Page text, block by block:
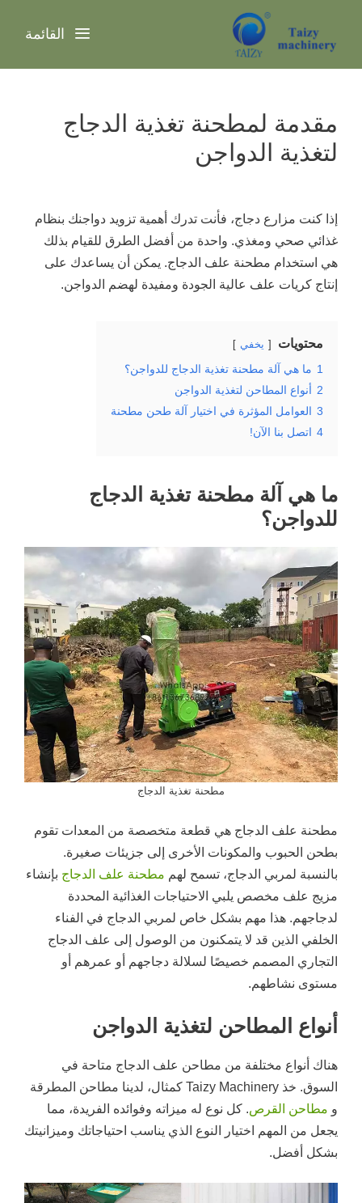
المحتوى
القائمة
مقدمة لمطحنة تغذية الدجاج
لتغذية الدواجن
إذا كنت مزارع دجاج، فأنت تدرك أهمية تزويد دواجنك بنظام
غذائي صحي ومغذي. واحدة من أفضل الطرق للقيام بذلك
هي استخدام مطحنة علف الدجاج. يمكن أن يساعدك على
إنتاج كريات علف عالية الجودة ومفيدة لهضم الدواجن.
محتويات يخفي
1 ما هي آلة مطحنة تغذية الدجاج للدواجن؟
2 أنواع المطاحن لتغذية الدواجن
3 العوامل المؤثرة في اختيار آلة طحن مطحنة
4 اتصل بنا الآن!
ما هي آلة مطحنة تغذية الدجاج
للدواجن؟
مطحنة تغذية الدجاج
مطحنة علف الدجاج هي قطعة متخصصة من المعدات تقوم
بطحن الحبوب والمكونات الأخرى إلى جزيئات صغيرة.
بالنسبة لمربي الدجاج، تسمح لهم مطحنة علف الدجاج بإنشاء
مزيج علف مخصص يلبي الاحتياجات الغذائية المحددة
لدجاجهم. هذا مهم بشكل خاص لمربي الدجاج في الفناء
الخلفي الذين قد لا يتمكنون من الوصول إلى علف الدجاج
التجاري المصمم خصيصًا لسلالة دجاجهم أو عمرهم أو
مستوى نشاطهم.
أنواع المطاحن لتغذية الدواجن
هناك أنواع مختلفة من مطاحن علف الدجاج متاحة في
السوق. خذ Taizy Machinery كمثال، لدينا مطاحن المطرقة
و مطاحن القرص. كل نوع له ميزاته وفوائده الفريدة، مما
يجعل من المهم اختيار النوع الذي يناسب احتياجاتك وميزانيتك
بشكل أفضل.